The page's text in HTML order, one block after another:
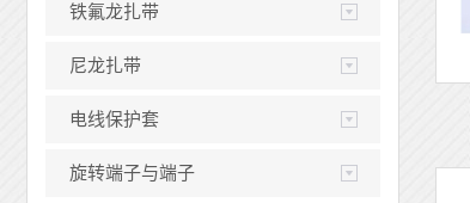
铁氟龙扎带
尼龙扎带
电线保护套
旋转端子与端子